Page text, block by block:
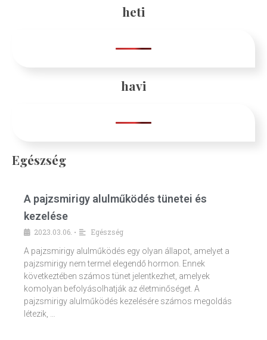
heti
havi
Egészség
A pajzsmirigy alulműködés tünetei és
kezelése
2023.03.06. •
Egészség
A pajzsmirigy alulműködés egy olyan állapot, amelyet a
pajzsmirigy nem termel elegendő hormon. Ennek
következtében számos tünet jelentkezhet, amelyek
komolyan befolyásolhatják az életminőséget. A
pajzsmirigy alulműködés kezelésére számos megoldás
létezik, …